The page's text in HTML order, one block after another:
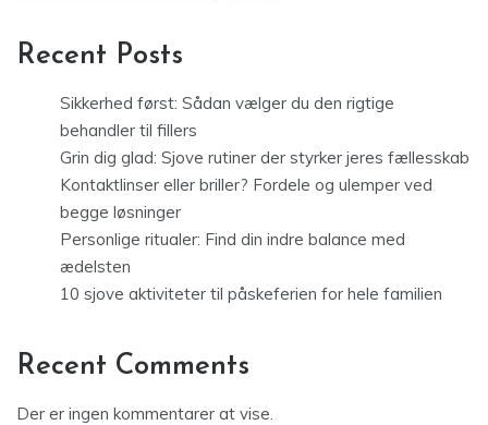
Recent Posts
Sikkerhed først: Sådan vælger du den rigtige
behandler til fillers
Grin dig glad: Sjove rutiner der styrker jeres fællesskab
Kontaktlinser eller briller? Fordele og ulemper ved
begge løsninger
Personlige ritualer: Find din indre balance med
ædelsten
10 sjove aktiviteter til påskeferien for hele familien
Recent Comments
Der er ingen kommentarer at vise.